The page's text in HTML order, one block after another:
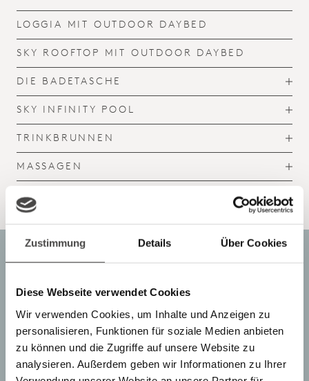
Zustimmung Details Über Cookies
Diese Webseite verwendet Cookies
Wir verwenden Cookies, um Inhalte und Anzeigen zu
personalisieren, Funktionen für soziale Medien anbieten
zu können und die Zugriffe auf unsere Website zu
analysieren. Außerdem geben wir Informationen zu Ihrer
LOGGIA MIT OUTDOOR DAYBED
SKY ROOFTOP MIT OUTDOOR DAYBED
DIE BADETASCHE
T
O
G
G
L
E
SKY INFINITY POOL
T
O
G
G
L
E
TRINKBRUNNEN
T
O
G
G
L
E
MASSAGEN
T
O
G
L
E